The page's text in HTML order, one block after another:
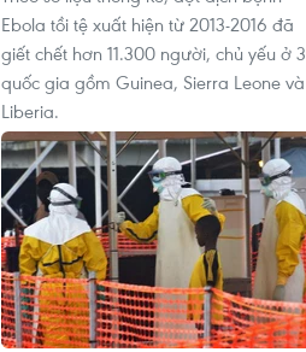
Ebola tồi tệ xuất hiện từ 2013-2016 đã
giết chết hơn 11.300 người, chủ yếu ở 3
quốc gia gồm Guinea, Sierra Leone và
Liberia.